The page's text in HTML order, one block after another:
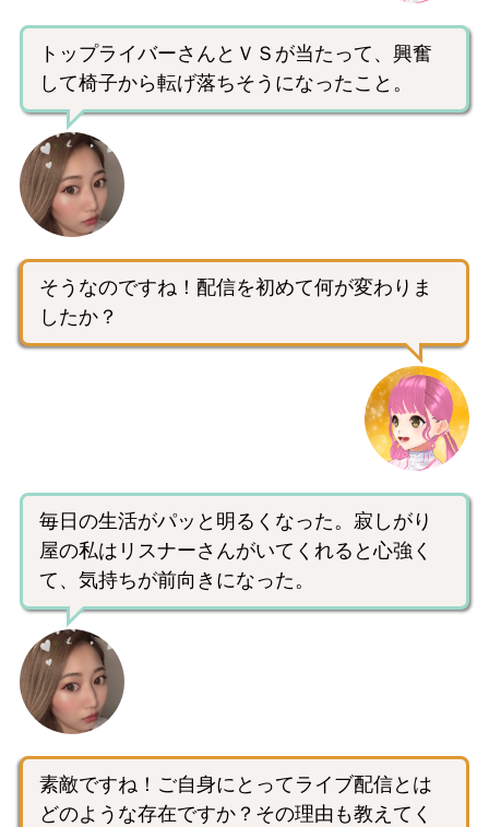
トップライバーさんとＶＳが当たって、興奮
して椅子から転げ落ちそうになったこと。
そうなのですね！配信を初めて何が変わりま
したか？
毎日の生活がパッと明るくなった。寂しがり
屋の私はリスナーさんがいてくれると心強く
て、気持ちが前向きになった。
素敵ですね！ご自身にとってライブ配信とは
どのような存在ですか？その理由も教えてく